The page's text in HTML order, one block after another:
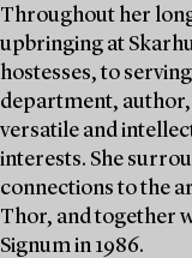
Throughout her
upbringing at
hostesses, to
department, author,
versatile and
interests. She
connections to the
Thor, and together
Signum in 1986.